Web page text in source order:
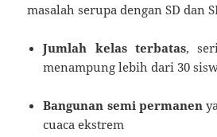
masalah serupa dengan SD dan
Jumlah kelas terbatas,
menampung lebih dari 30
Bangunan semi permanen
cuaca ekstrem